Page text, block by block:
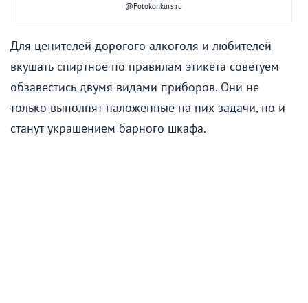
@Fotokonkurs.ru
Для ценителей дорогого алкоголя и любителей
вкушать спиртное по правилам этикета советуем
обзавестись двумя видами приборов. Они не
только выполнят наложенные на них задачи, но и
станут украшением барного шкафа.